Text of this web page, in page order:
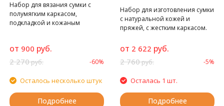
Набор для вязания сумки с
полумягким каркасом,
подкладкой и кожаным
от 900 руб.
2 270руб. -60%
Осталось несколько штук
Подробнее
Набор для изготовления сумки
с натуральной кожей и
пряжей, с жестким каркасом.
от 2 622 руб.
2 760руб. -5%
Осталась 1 шт.
Подробнее